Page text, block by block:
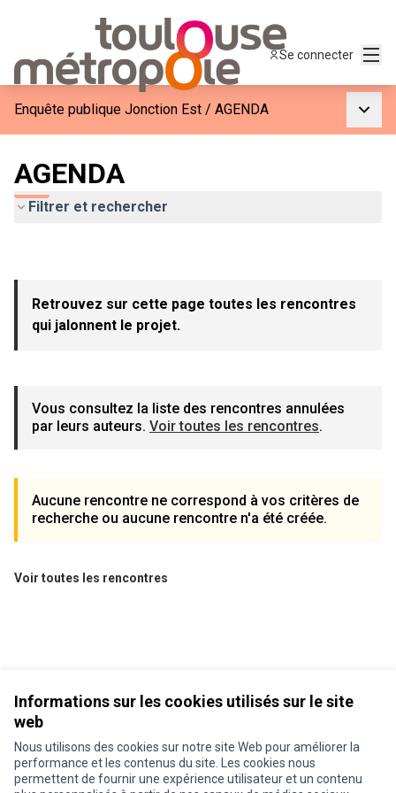
Informations sur les cookies utilisés sur le site
web
Nous utilisons des cookies sur notre site Web pour améliorer la
performance et les contenus du site. Les cookies nous
permettent de fournir une expérience utilisateur et un contenu
Se connecter
Enquête publique Jonction Est / AGENDA
AGENDA
Filtrer et rechercher
Retrouvez sur cette page toutes les rencontres
qui jalonnent le projet.
Vous consultez la liste des rencontres annulées
par leurs auteurs. Voir toutes les rencontres.
Aucune rencontre ne correspond à vos critères de
recherche ou aucune rencontre n'a été créée.
Voir toutes les rencontres